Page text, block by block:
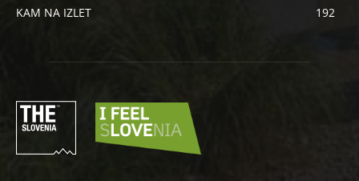
KAM NA IZLET
192